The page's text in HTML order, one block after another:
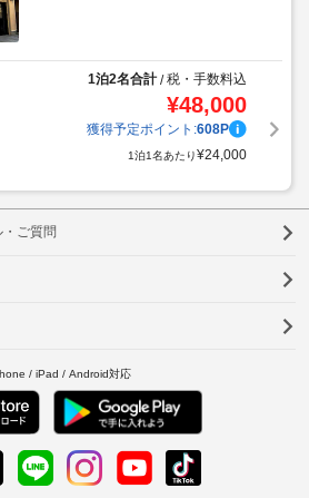
1泊2名合計/税・手数料込
¥48,000
獲得予定ポイント:608P
1泊1名あたり¥24,000